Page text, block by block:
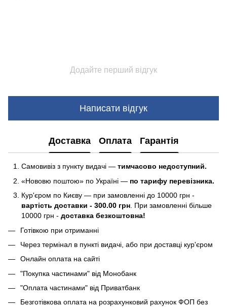
Додайте перший відгук
Написати відгук
Доставка Оплата Гарантія
Самовивіз з пункту видачі — тимчасово недоступний.
«Нововю поштою» по Україні — по тарифу перевізника.
Кур'єром по Києву — при замовленні до 10000 грн -
вартість доставки - 300.00 грн . При замовленні більше
10000 грн - доставка безкоштовна!
Готівкою при отриманні
Через термінал в пункті видачі, або при доставці кур'єром
Онлайн оплата на сайті
"Покупка частинами" від Монобанк
"Оплата частинами" від Приватбанк
Безготівкова оплата на розрахунковий рахунок ФОП без